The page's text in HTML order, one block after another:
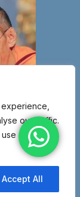
our traffic.
of
Accept All
de Justicia
Kadampa –
–